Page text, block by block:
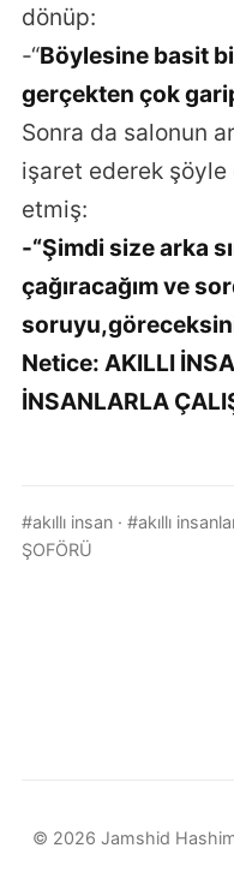
dönüp:
-“Böylesine basit
gerçekten çok
Sonra da salonun
işaret ederek şöyle
etmiş:
-“Şimdi size arka
çağıracağım ve
Netice: AKILLI
İNSANLARLA
#akıllı insan · #akıllı
ŞOFÖRÜ
© 2026 Jamshid